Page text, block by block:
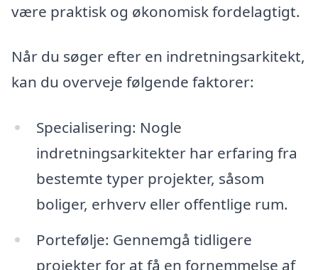
være praktisk og økonomisk fordelagtigt.
Når du søger efter en indretningsarkitekt,
kan du overveje følgende faktorer:
Specialisering: Nogle
indretningsarkitekter har erfaring fra
bestemte typer projekter, såsom
boliger, erhverv eller offentlige rum.
Portefølje: Gennemgå tidligere
projekter for at få en fornemmelse af